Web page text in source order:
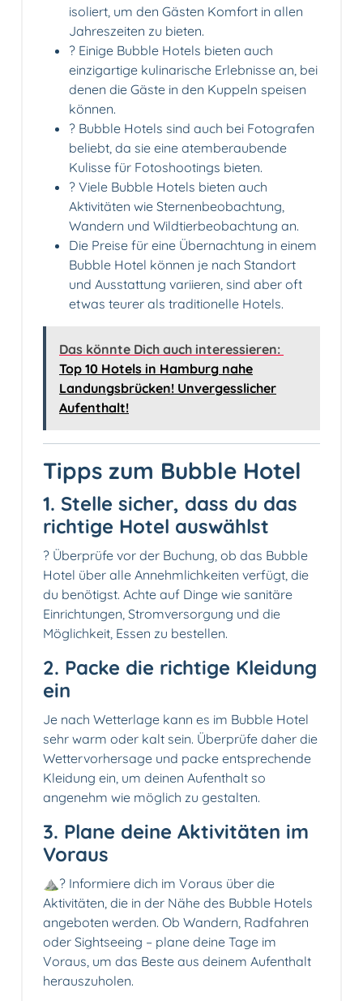
isoliert, um den Gästen Komfort in allen
Jahreszeiten zu bieten.
?️ Einige Bubble Hotels bieten auch
einzigartige kulinarische Erlebnisse an, bei
denen die Gäste in den Kuppeln speisen
können.
? Bubble Hotels sind auch bei Fotografen
beliebt, da sie eine atemberaubende
Kulisse für Fotoshootings bieten.
? Viele Bubble Hotels bieten auch
Aktivitäten wie Sternenbeobachtung,
Wandern und Wildtierbeobachtung an.
Die Preise für eine Übernachtung in einem
Bubble Hotel können je nach Standort
und Ausstattung variieren, sind aber oft
etwas teurer als traditionelle Hotels.
Das könnte Dich auch interessieren:
Top 10 Hotels in Hamburg nahe
Landungsbrücken! Unvergesslicher
Aufenthalt!
Tipps zum Bubble Hotel
1. Stelle sicher, dass du das
richtige Hotel auswählst
? Überprüfe vor der Buchung, ob das Bubble
Hotel über alle Annehmlichkeiten verfügt, die
du benötigst. Achte auf Dinge wie sanitäre
Einrichtungen, Stromversorgung und die
Möglichkeit, Essen zu bestellen.
2. Packe die richtige Kleidung
ein
Je nach Wetterlage kann es im Bubble Hotel
sehr warm oder kalt sein. Überprüfe daher die
Wettervorhersage und packe entsprechende
Kleidung ein, um deinen Aufenthalt so
angenehm wie möglich zu gestalten.
3. Plane deine Aktivitäten im
Voraus
⛰️?️ Informiere dich im Voraus über die
Aktivitäten, die in der Nähe des Bubble Hotels
angeboten werden. Ob Wandern, Radfahren
oder Sightseeing – plane deine Tage im
Voraus, um das Beste aus deinem Aufenthalt
herauszuholen.